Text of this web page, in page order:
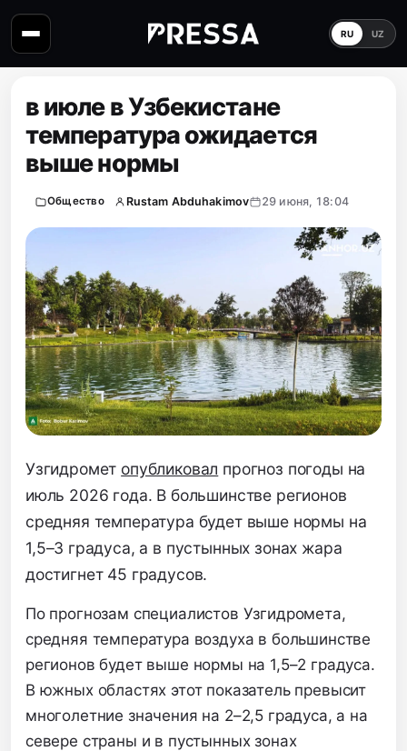
RU UZ
в июле в Узбекистане
температура ожидается
выше нормы
Общество Rustam Abduhakimov 29 июня, 18:04
Узгидромет опубликовал прогноз погоды на
июль 2026 года. В большинстве регионов
средняя температура будет выше нормы на
1,5–3 градуса, а в пустынных зонах жара
достигнет 45 градусов.
По прогнозам специалистов Узгидромета,
средняя температура воздуха в большинстве
регионов будет выше нормы на 1,5–2 градуса.
В южных областях этот показатель превысит
многолетние значения на 2–2,5 градуса, а на
севере страны и в пустынных зонах